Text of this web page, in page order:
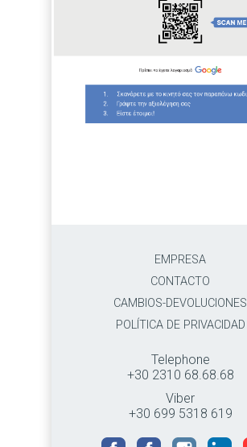
EMPRESA
CONTACTO
CAMBIOS-DEVOLUCIONES
POLÍTICA DE PRIVACIDAD
Telephone
+30 2310 68.68.68
Viber
+30 699 5318 619